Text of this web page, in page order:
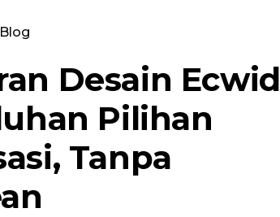
Desain Ecwid
Pilihan
Tanpa